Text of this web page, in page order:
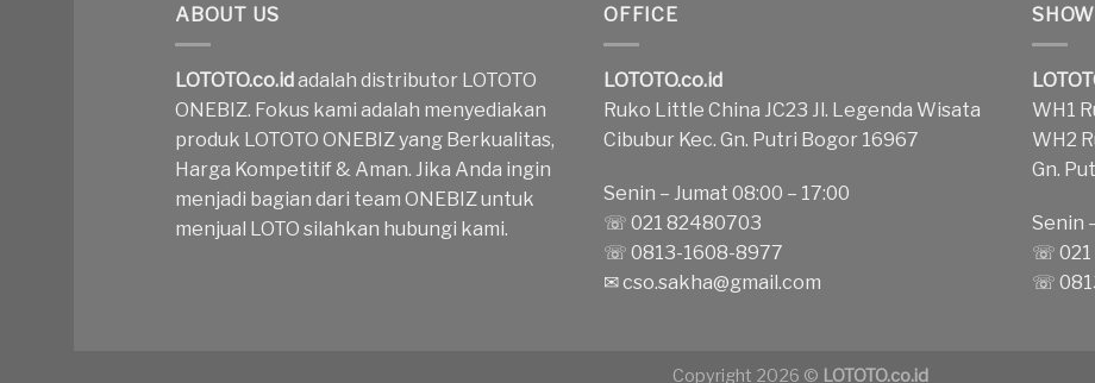
ABOUT US
LOTOTO.co.idadalah distributor LOTOTO
ONEBIZ. Fokus kami adalah menyediakan
produk LOTOTO ONEBIZ yang Berkualitas,
Harga Kompetitif & Aman. Jika Anda ingin
menjadi bagian dari team ONEBIZ untuk
menjual LOTO silahkan hubungi kami.
OFFICE
LOTOTO.co.id
Ruko Little China JC23 Jl. Legenda Wisata
Cibubur Kec. Gn. Putri Bogor 16967
Senin – Jumat 08:00 – 17:00
☏ 021 82480703
☏ 0813-1608-8977
✉cso.sakha@gmail.com
WH1
WH2
Gn.
Senin
☏ 021
☏
Copyright 2026 © LOTOTO.co.id